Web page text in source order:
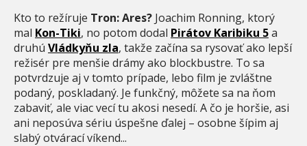
Kto to režíruje Tron: Ares? Joachim Ronning, ktorý
mal Kon-Tiki, no potom dodal Pirátov Karibiku 5a
druhú Vládkyňu zla, takže začína sa rysovať ako lepší
režisér pre menšie drámy ako blockbustre. To sa
potvrdzuje aj v tomto prípade, lebo film je zvláštne
podaný, poskladaný. Je funkčný, môžete sa na ňom
zabaviť, ale viac vecí tu akosi nesedí. A čo je horšie, asi
ani neposúva sériu úspešne ďalej – osobne šípim aj
slabý otvárací víkend...